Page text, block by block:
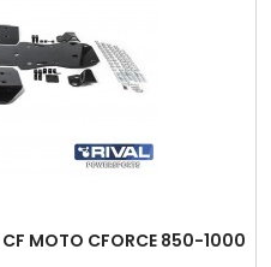
CF MOTO CFORCE 850-1000